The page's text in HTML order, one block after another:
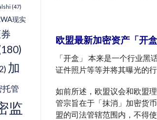
(47)
现实
加
托管
监
欧盟最新加密资产「开
「开盒」 本来是一个行业
证件照片等等并将其曝光的
如前所述，欧盟议会和欧盟
管宗旨在于「抹消」加密货
盟的司法管辖范围内，不得